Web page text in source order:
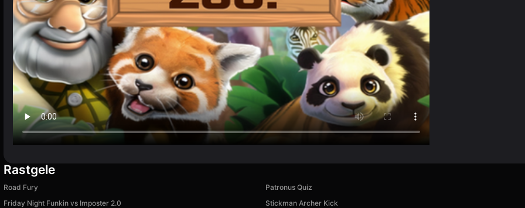
Rastgele
Road Fury Patronus Quiz
Friday Night Funkin vs Imposter 2.0
Stickman Archer Kick